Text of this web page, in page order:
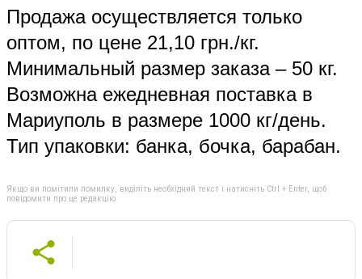
Продажа осуществляется только
оптом, по цене 21,10 грн./кг.
Минимальный размер заказа – 50 кг.
Возможна ежедневная поставка в
Мариуполь в размере 1000 кг/день.
Тип упаковки: банка, бочка, барабан.
Якщо ви помітили помилку, виділіть необхідний текст і натисніть Ctrl + Enter, щоб
повідомити про це редакцію